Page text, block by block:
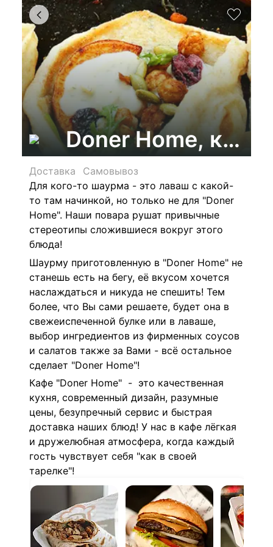
Doner Home, кафе
Доставка
Самовывоз
Для кого-то шаурма - это лаваш с какой-
то там начинкой, но только не для "Doner
Home". Наши повара рушат привычные
стереотипы сложившиеся вокруг этого
блюда!
Шаурму приготовленную в "Doner Home" не
станешь есть на бегу, её вкусом хочется
наслаждаться и никуда не спешить! Тем
более, что Вы сами решаете, будет она в
свежеиспеченной булке или в лаваше,
выбор ингредиентов из фирменных соусов
и салатов также за Вами - всё остальное
сделает "Doner Home"!
Кафе "Doner Home" - это качественная
кухня, современный дизайн, разумные
цены, безупречный сервис и быстрая
доставка наших блюд! У нас в кафе лёгкая
и дружелюбная атмосфера, когда каждый
гость чувствует себя "как в своей
тарелке"!